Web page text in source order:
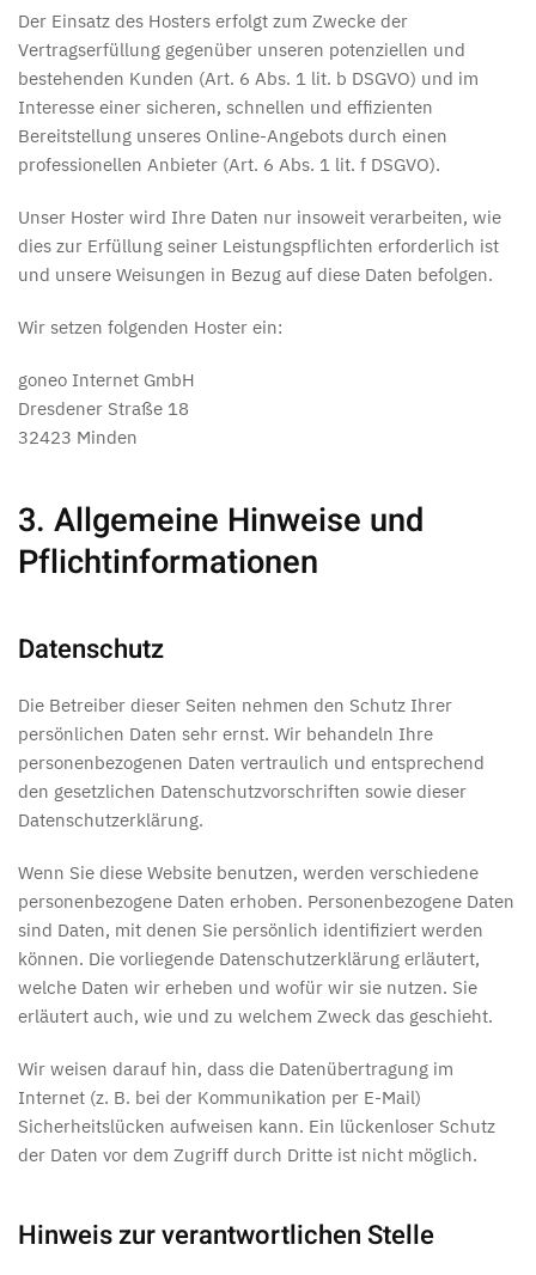
Der Einsatz des Hosters erfolgt zum Zwecke der
Vertragserfüllung gegenüber unseren potenziellen und
bestehenden Kunden (Art. 6 Abs. 1 lit. b DSGVO) und im
Interesse einer sicheren, schnellen und effizienten
Bereitstellung unseres Online-Angebots durch einen
professionellen Anbieter (Art. 6 Abs. 1 lit. f DSGVO).
Unser Hoster wird Ihre Daten nur insoweit verarbeiten, wie
dies zur Erfüllung seiner Leistungspflichten erforderlich ist
und unsere Weisungen in Bezug auf diese Daten befolgen.
Wir setzen folgenden Hoster ein:
goneo Internet GmbH
Dresdener Straße 18
32423 Minden
3. Allgemeine Hinweise und
Pflicht­informationen
Datenschutz
Die Betreiber dieser Seiten nehmen den Schutz Ihrer
persönlichen Daten sehr ernst. Wir behandeln Ihre
personenbezogenen Daten vertraulich und entsprechend
den gesetzlichen Datenschutzvorschriften sowie dieser
Datenschutzerklärung.
Wenn Sie diese Website benutzen, werden verschiedene
personenbezogene Daten erhoben. Personenbezogene Daten
sind Daten, mit denen Sie persönlich identifiziert werden
können. Die vorliegende Datenschutzerklärung erläutert,
welche Daten wir erheben und wofür wir sie nutzen. Sie
erläutert auch, wie und zu welchem Zweck das geschieht.
Wir weisen darauf hin, dass die Datenübertragung im
Internet (z. B. bei der Kommunikation per E-Mail)
Sicherheitslücken aufweisen kann. Ein lückenloser Schutz
der Daten vor dem Zugriff durch Dritte ist nicht möglich.
Hinweis zur verantwortlichen Stelle